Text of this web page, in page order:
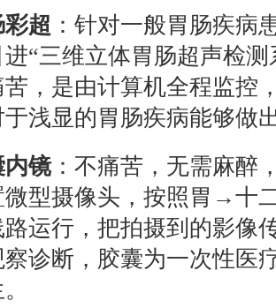
彩超 ：针对一般胃肠疾病
进“三维立体胃肠超声检
，是由计算机全程监控
浅显的胃肠疾病能够做
内镜：不痛苦，无需麻醉
微型摄像头，按照胃→
运行，把拍摄到的影像
察诊断，胶囊为一次性医